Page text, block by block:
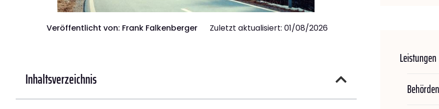
Veröffentlicht von: Frank Falkenberger Zuletzt aktualisiert: 01/08/2026
Inhaltsverzeichnis
Leistungen